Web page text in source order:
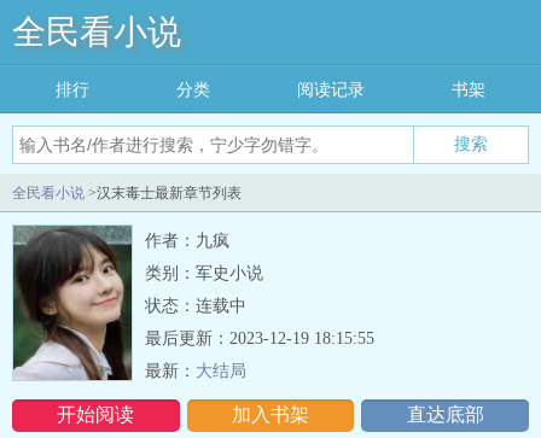
全民看小说
搜索
排行 分类 阅读记录 书架
全民看小说 >汉末毒士最新章节列表
作者：九疯
类别：军史小说
状态：连载中
开始阅读 加入书架 直达底部
最后更新：2023-12-19 18:15:55
最新： 大结局